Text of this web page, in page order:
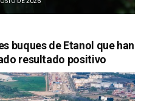
buques de Etanol que han
resultado positivo